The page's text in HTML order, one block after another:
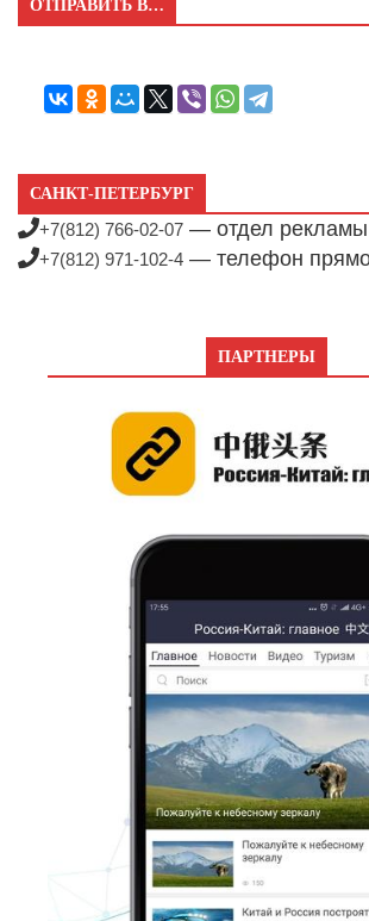
ОТПРАВИТЬ В…
САНКТ-ПЕТЕРБУРГ
+7(812) 766-02-07 — отдел рекламы
+7(812) 971-102-4 — телефон
ПАРТНЕРЫ